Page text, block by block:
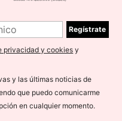
Regístrate
privacidad y cookies y
y las últimas noticias de
que puedo comunicarme
en cualquier momento.